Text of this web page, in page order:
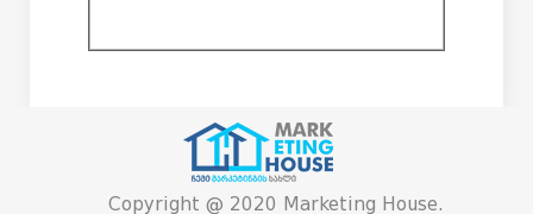
Copyright @ 2020 Marketing House.